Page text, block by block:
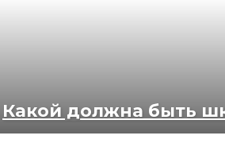
Какой должна быть